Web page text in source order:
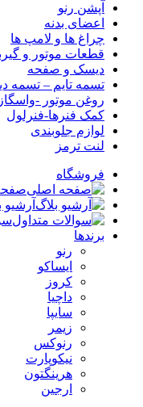
آپشن رنو
اعضای بدنه
چراغ ها و لامپ ها
قطعات موتور و
دیسک و صفحه
تسمه تایم – تسمه
روغن موتور -
کمک فنرها-فنرلول
لوازم جلوبندی
لنت ترمز
فروشگاه
آرشیو
برندها
رنو
ایساکو
کروز
داچیا
سایپا
زیمر
رنوکس
نیکوپارت
هرینگتون
ارجین